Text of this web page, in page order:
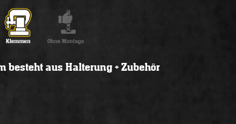
besteht aus Halterung + Zubehör